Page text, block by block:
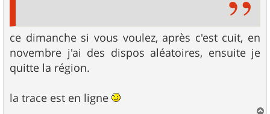
ce dimanche si vous voulez, après c'est cuit, en
novembre j'ai des dispos aléatoires, ensuite je
quitte la région.
la trace est en ligne